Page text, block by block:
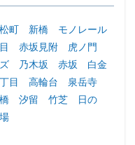
町 新橋
モノレール
赤坂見附
虎ノ門
乃木坂 赤坂
白金
目 高輪台
泉岳寺
汐留 竹芝
日の